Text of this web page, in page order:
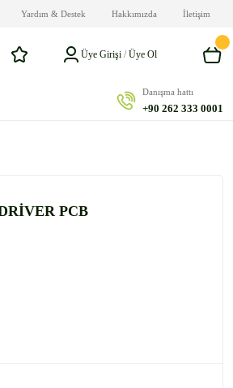
Yardım & Destek Hakkımızda İletişim
Üye Girişi /Üye Ol
Danışma hattı
+90 262 333 0001
PCB